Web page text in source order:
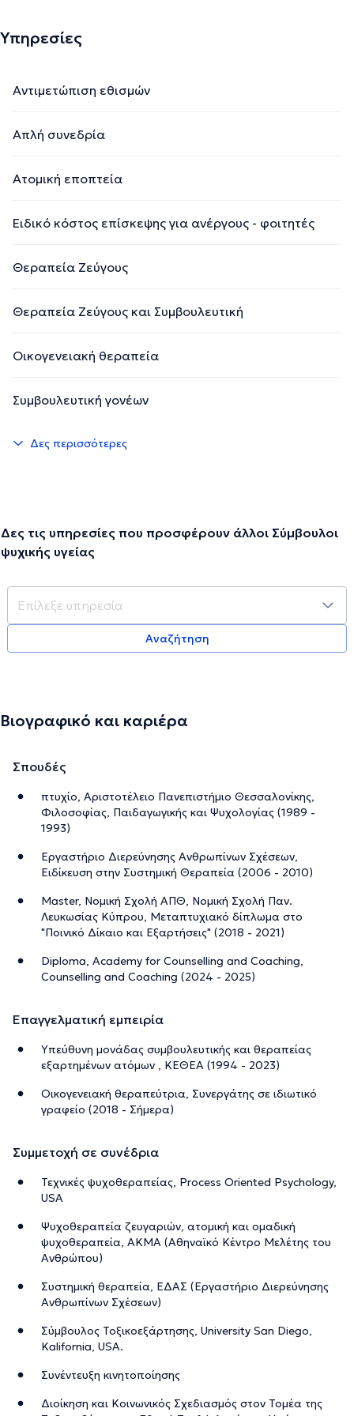
Υπηρεσίες
Αντιμετώπιση εθισμών
Απλή συνεδρία
Ατομική εποπτεία
Ειδικό κόστος επίσκεψης για ανέργους - φοιτητές
Θεραπεία Ζεύγους
Θεραπεία Ζεύγους και Συμβουλευτική
Οικογενειακή θεραπεία
Συμβουλευτική γονέων
Δες περισσότερες
Δες τις υπηρεσίες που προσφέρουν άλλοι Σύμβουλοι
ψυχικής υγείας
Αναζήτηση
Βιογραφικό και καριέρα
Σπουδές
πτυχίο, Αριστοτέλειο Πανεπιστήμιο Θεσσαλονίκης,
Φιλοσοφίας, Παιδαγωγικής και Ψυχολογίας (1989 -
1993)
Εργαστήριο Διερεύνησης Ανθρωπίνων Σχέσεων,
Ειδίκευση στην Συστημική Θεραπεία (2006 - 2010)
Master, Νομική Σχολή ΑΠΘ, Νομική Σχολή Παν.
Λευκωσίας Κύπρου, Μεταπτυχιακό δίπλωμα στο
"Ποινικό Δίκαιο και Εξαρτήσεις" (2018 - 2021)
Diploma, Academy for Counselling and Coaching,
Counselling and Coaching (2024 - 2025)
Επαγγελματική εμπειρία
Υπεύθυνη μονάδας συμβουλευτικής και θεραπείας
εξαρτημένων ατόμων , ΚΕΘΕΑ (1994 - 2023)
Οικογενειακή θεραπεύτρια, Συνεργάτης σε ιδιωτικό
γραφείο (2018 - Σήμερα)
Συμμετοχή σε συνέδρια
Τεχνικές ψυχοθεραπείας, Process Oriented Psychology,
USA
Ψυχοθεραπεία ζευγαριών, ατομική και ομαδική
ψυχοθεραπεία, ΑΚΜΑ (Αθηναϊκό Κέντρο Μελέτης του
Ανθρώπου)
Συστημική θεραπεία, ΕΔΑΣ (Εργαστήριο Διερεύνησης
Ανθρωπίνων Σχέσεων)
Σύμβουλος Τοξικοεξάρτησης, University San Diego,
Kalifornia, USA.
Συνέντευξη κινητοποίησης
Διοίκηση και Κοινωνικός Σχεδιασμός στον Τομέα της